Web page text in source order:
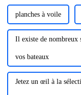
planches à voile
Il existe de nombreux
vos bateaux
Jetez un œil à la